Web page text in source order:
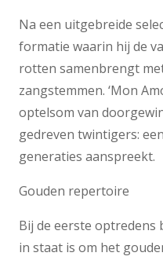
Na een uitgebreide
formatie waarin hij de
rotten samenbrengt
zangstemmen. ‘Mon
optelsom van
gedreven twintigers:
generaties aanspreekt.
Gouden repertoire
Bij de eerste optredens
in staat is om het